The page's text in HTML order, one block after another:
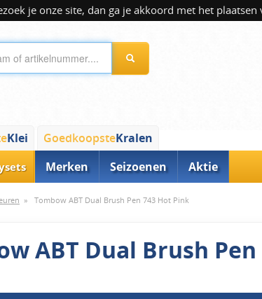
je onze site, dan ga je akkoord met het plaatsen
Klei GoedkoopsteKralen
Merken Seizoenen Aktie
» Tombow ABT Dual Brush Pen 743 Hot Pink
ABT Dual Brush